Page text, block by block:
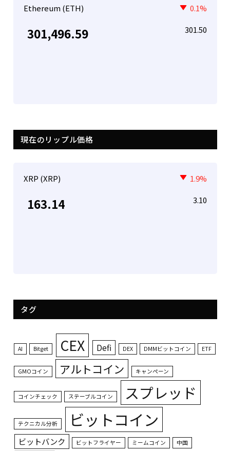
Ethereum (ETH) 0.1%
301,496.59 301.50
現在のリップル価格
XRP (XRP) 1.9%
163.14 3.10
タグ
AI Bitget CEX Defi DEX DMMビットコイン ETF
GMOコイン アルトコイン キャンペーン
コインチェック ステーブルコイン スプレッド
テクニカル分析 ビットコイン
ビットバンク ビットフライヤー ミームコイン 中国